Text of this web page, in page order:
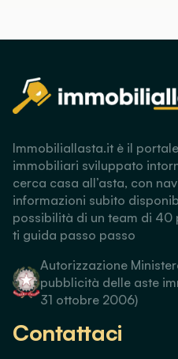
Immobiliallasta.it è il
immobiliari sviluppato
cerca casa all’asta, con
informazioni subito
possibilità di un team di
ti guida passo passo
Autorizzazione
pubblicità delle aste
31 ottobre 2006)
Contattaci